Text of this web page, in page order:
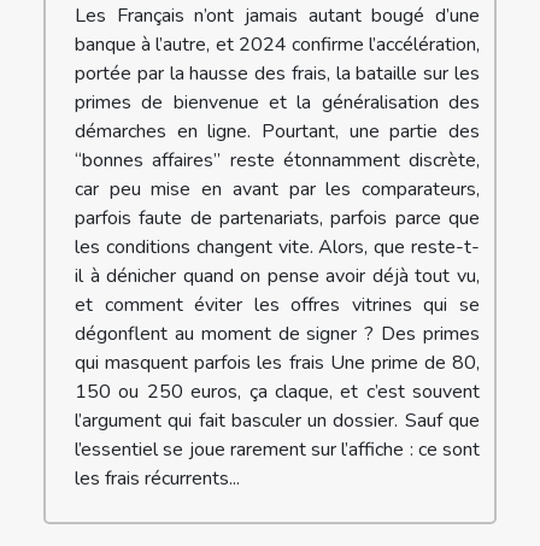
Les Français n’ont jamais autant bougé d’une
banque à l’autre, et 2024 confirme l’accélération,
portée par la hausse des frais, la bataille sur les
primes de bienvenue et la généralisation des
démarches en ligne. Pourtant, une partie des
“bonnes affaires” reste étonnamment discrète,
car peu mise en avant par les comparateurs,
parfois faute de partenariats, parfois parce que
les conditions changent vite. Alors, que reste-t-
il à dénicher quand on pense avoir déjà tout vu,
et comment éviter les offres vitrines qui se
dégonflent au moment de signer ? Des primes
qui masquent parfois les frais Une prime de 80,
150 ou 250 euros, ça claque, et c’est souvent
l’argument qui fait basculer un dossier. Sauf que
l’essentiel se joue rarement sur l’affiche : ce sont
les frais récurrents...